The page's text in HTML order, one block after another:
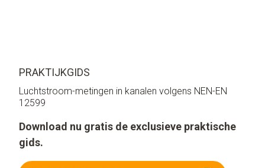
PRAKTIJKGIDS
Luchtstroom-metingen in kanalen volgens NEN-EN
12599
Download nu gratis de exclusieve praktische
gids.